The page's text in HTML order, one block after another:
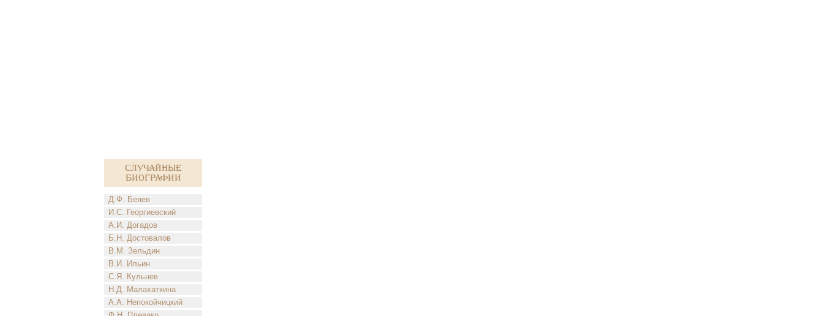
Случайные
биографии
Д.Ф. Беяев
И.С. Георгиевский
А.И. Догадов
Б.Н. Достовалов
В.М. Зельдин
В.И. Ильин
С.Я. Кульнев
Н.Д. Малахаткина
А.А. Непокойчицкий